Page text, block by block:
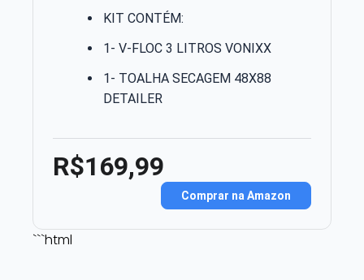
KIT CONTÉM:
1- V-FLOC 3 LITROS VONIXX
1- TOALHA SECAGEM 48X88
DETAILER
R$169,99
Comprar na Amazon
```html